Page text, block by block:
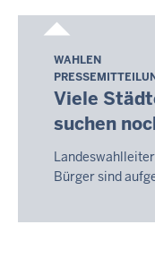
Sonntag,
9.
August
2026
-
08:05
WAHLEN
Viele
suchen
Bürger sind